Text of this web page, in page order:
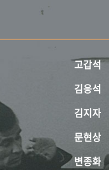
고갑석
김응석
김지자
문현상
변종화